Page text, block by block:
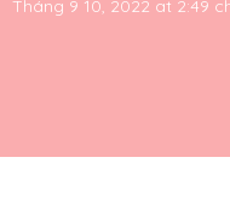
Tháng 9 10, 2022 at 2:49